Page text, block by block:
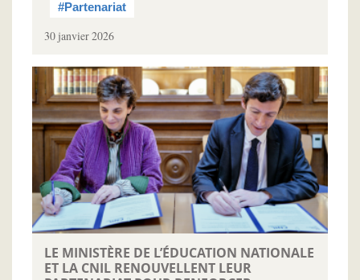
#Partenariat
30 janvier 2026
LE MINISTÈRE DE L’ÉDUCATION NATIONALE
ET LA CNIL RENOUVELLENT LEUR